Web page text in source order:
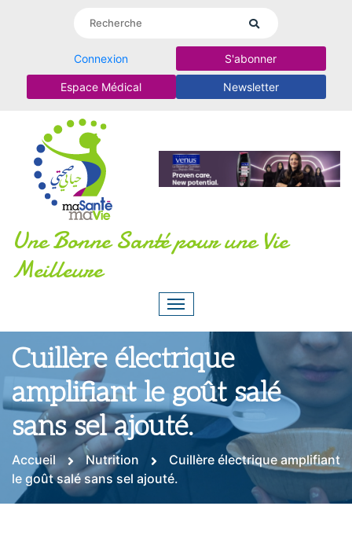
Connexion S'abonner
Espace Médical Newsletter
Une Bonne Santé pour une Vie
Meilleure
Cuillère électrique
amplifiant le goût salé
sans sel ajouté.
Accueil Nutrition
Cuillère électrique amplifiant
le goût salé sans sel ajouté.